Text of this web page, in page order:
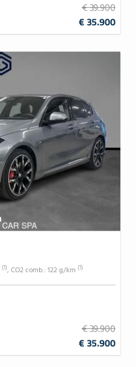
€ 39.900
€ 35.900
(1), CO2 comb.: 122 g/km (1)
€ 39.900
€ 35.900